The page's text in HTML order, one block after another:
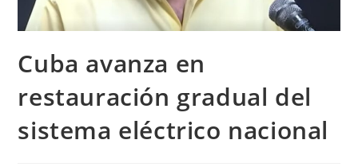
Cuba avanza en
restauración gradual del
sistema eléctrico nacional